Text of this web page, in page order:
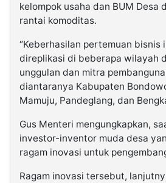
kelompok usaha dan BUM Desa
rantai komoditas.
“Keberhasilan pertemuan bisnis
direplikasi di beberapa wilayah
unggulan dan mitra
diantaranya Kabupaten
Mamuju, Pandeglang, dan
Gus Menteri mengungkapkan,
investor-inventor muda desa
ragam inovasi untuk
Ragam inovasi tersebut,